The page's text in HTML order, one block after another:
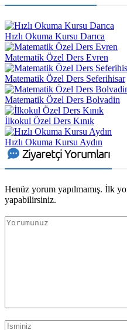
Hızlı Okuma Kursu Darıca
Matematik Özel Ders Evren
Matematik Özel Ders Seferihisar
Matematik Özel Ders Bolvadin
İlkokul Özel Ders Kınık
Hızlı Okuma Kursu Aydın
Ziyaretçi Yorumları
Henüz yorum yapılmamış. İlk
yapabilirsiniz.